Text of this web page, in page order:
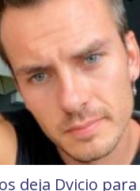
deja Dvicio